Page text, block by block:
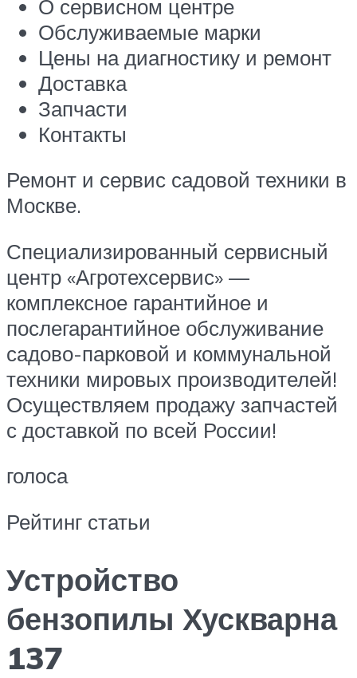
О сервисном центре
Обслуживаемые марки
Цены на диагностику и ремонт
Доставка
Запчасти
Контакты
Ремонт и сервис садовой техники в
Москве.
Специализированный сервисный
центр «Агротехсервис» —
комплексное гарантийное и
послегарантийное обслуживание
садово-парковой и коммунальной
техники мировых производителей!
Осуществляем продажу запчастей
с доставкой по всей России!
голоса
Рейтинг статьи
Устройство
бензопилы Хускварна
137